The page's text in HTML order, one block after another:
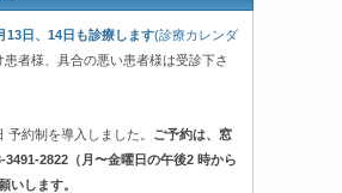
13日、14日も診療します(診療カレンダ
患者様、具合の悪い患者様は受診下さ
予約制を導入しました。 ご予約は、窓
3491-2822（月〜金曜日の午後2 時から
いします。